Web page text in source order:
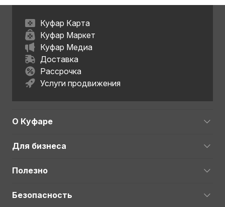
Куфар Карта
Куфар Маркет
Куфар Медиа
Доставка
Рассрочка
Услуги продвижения
О Куфаре
Для бизнеса
Полезно
Безопасность